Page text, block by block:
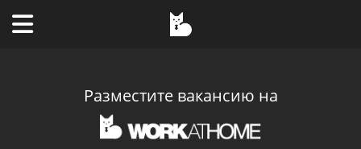
Разместите вакансию на